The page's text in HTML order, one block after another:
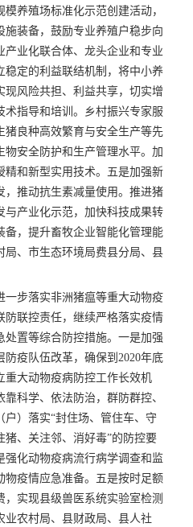
养殖场标准化示范创建活动，
施装备，鼓励专业养殖户稳步向
产业化联合体、龙头企业和专业
稳定的利益联结机制，将中小养
现风险共担、利益共享，切实增
术指导和培训。乡村振兴专家服
猪良种高效繁育与安全生产等先
安全防护和生产管理水平。加
精和新型实用技术。五是加强新
，推动抗生素减量使用。推进猪
与产业化示范，加快科技成果转
备，提升畜牧企业智能化管理能
局、市生态环境局费县分局、县
一步落实非洲猪瘟等重大动物疫
防联控责任，继续严格落实疫情
处置等综合防控措施。一是加强
疫队伍改革，确保到2020年底
重大动物疫病防控工作长效机
科学、依法防治，群防群控、
）落实“封住场、管住车、守
、关注邻、消好毒”的防控要
强化动物疫病流行病学调查和监
物疫情应急准备。五是按时足额
实现县级兽医系统实验室检测
业农村局、县财政局、县人社